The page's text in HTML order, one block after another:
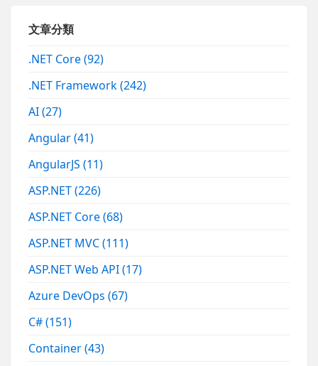
文章分類
.NET Core(92)
.NET Framework(242)
AI(27)
Angular(41)
AngularJS(11)
ASP.NET(226)
ASP.NET Core(68)
ASP.NET MVC(111)
ASP.NET Web API(17)
Azure DevOps(67)
C#(151)
Container(43)